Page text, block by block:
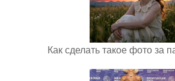
Как сделать такое фото за